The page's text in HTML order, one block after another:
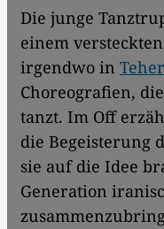
Die junge
einem
irgendwo in
Choreografien,
tanzt. Im Off
die Begeisterung
sie auf die Idee
Generation